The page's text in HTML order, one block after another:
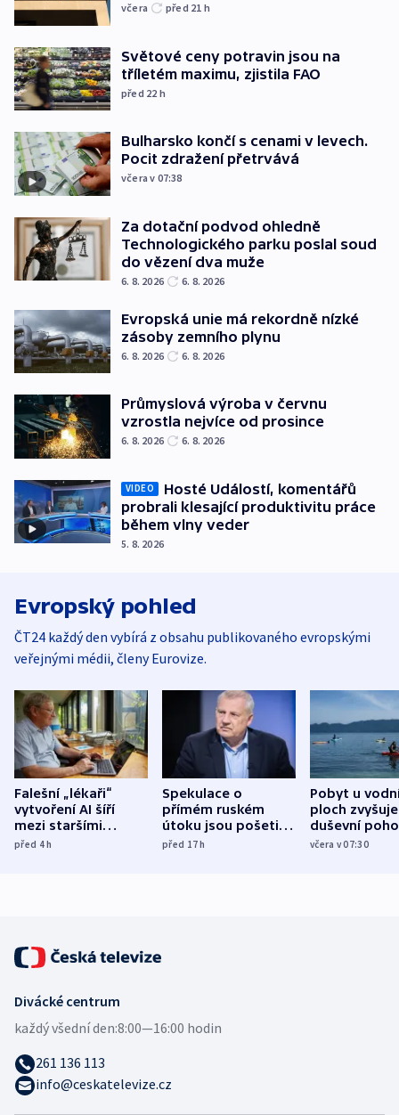
včera před 21 h
Světové ceny potravin jsou na
tříletém maximu, zjistila FAO
před 22 h
Bulharsko končí s cenami v levech.
Pocit zdražení přetrvává
včera v 07:38
Za dotační podvod ohledně
Technologického parku poslal soud
do vězení dva muže
6. 8. 2026 6. 8. 2026
Evropská unie má rekordně nízké
zásoby zemního plynu
6. 8. 2026 6. 8. 2026
Průmyslová výroba v červnu
vzrostla nejvíce od prosince
6. 8. 2026 6. 8. 2026
VIDEO
Hosté Událostí, komentářů
probrali klesající produktivitu práce
během vlny veder
5. 8. 2026
Evropský pohled
ČT24 každý den vybírá z obsahu publikovaného evropskými
veřejnými médii, členy Eurovize.
Falešní „lékaři“
vytvoření AI šíří
mezi staršími
Poláky nebezpečné
před 4h
Spekulace o
přímém ruském
útoku jsou pošetilé,
míní estonský
před 17h
Pobyt u
ploch zvyšuje
duševní
ukázala
včera v 07:30
Divácké centrum
každý všední den:8:00—16:00 hodin
261 136 113
info@ceskatelevize.cz